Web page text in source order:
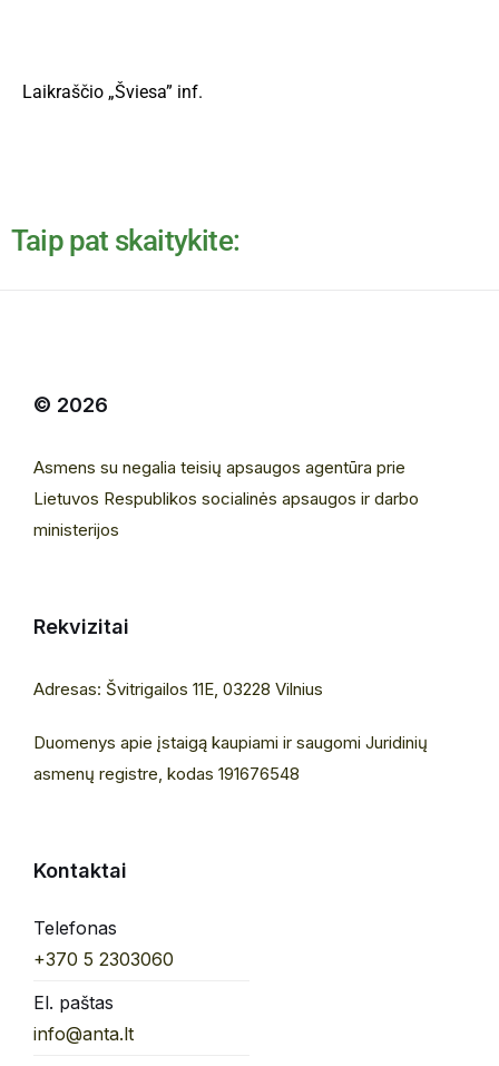
Laikraščio „Šviesa” inf.
Taip pat skaitykite:
© 2026
Asmens su negalia teisių apsaugos agentūra prie
Lietuvos Respublikos socialinės apsaugos ir darbo
ministerijos
Rekvizitai
Adresas: Švitrigailos 11E, 03228 Vilnius
Duomenys apie įstaigą kaupiami ir saugomi Juridinių
asmenų registre, kodas 191676548
Kontaktai
Telefonas
+370 5 2303060
El. paštas
info@anta.lt